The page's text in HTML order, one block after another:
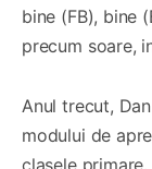
bine (FB), bine
precum soare,
Anul trecut,
modului de